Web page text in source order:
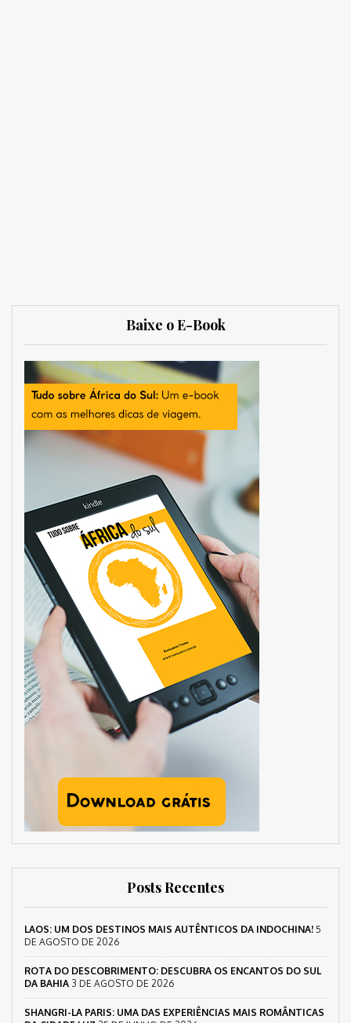
Baixe o E-Book
Posts Recentes
LAOS: UM DOS DESTINOS MAIS AUTÊNTICOS DA INDOCHINA! 5
DE AGOSTO DE 2026
ROTA DO DESCOBRIMENTO: DESCUBRA OS ENCANTOS DO SUL
DA BAHIA 3 DE AGOSTO DE 2026
SHANGRI-LA PARIS: UMA DAS EXPERIÊNCIAS MAIS ROMÂNTICAS